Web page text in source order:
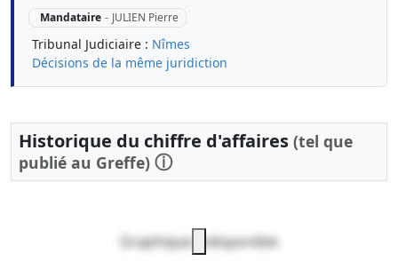
Mandataire - JULIEN Pierre
Tribunal Judiciaire : Nîmes
Décisions de la même juridiction
Historique du chiffre d'affaires (tel que
publié au Greffe) ⓘ
Graphique indisponible